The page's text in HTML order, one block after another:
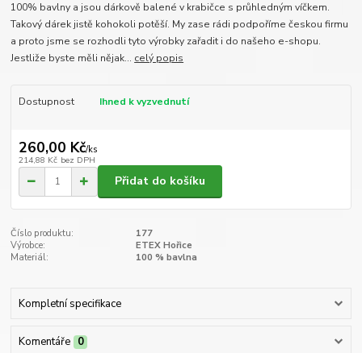
100% bavlny a jsou dárkově balené v krabičce s průhledným víčkem.
Takový dárek jistě kohokoli potěší. My zase rádi podpoříme českou firmu
a proto jsme se rozhodli tyto výrobky zařadit i do našeho e-shopu.
Jestliže byste měli nějak... celý popis
Dostupnost Ihned k vyzvednutí
260,00 Kč/ks
214,88 Kč bez DPH
Přidat do košíku
Číslo produktu:
177
Výrobce:
ETEX Hořice
Materiál:
100 % bavlna
Kompletní specifikace
Komentáře 0